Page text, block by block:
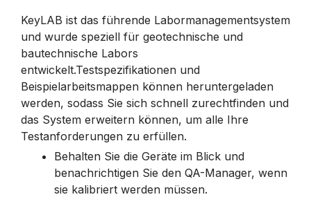
KeyLAB ist das führende Labormanagementsystem
und wurde speziell für geotechnische und
bautechnische Labors
entwickelt.Testspezifikationen und
Beispielarbeitsmappen können heruntergeladen
werden, sodass Sie sich schnell zurechtfinden und
das System erweitern können, um alle Ihre
Testanforderungen zu erfüllen.
Behalten Sie die Geräte im Blick und
benachrichtigen Sie den QA-Manager, wenn
sie kalibriert werden müssen.